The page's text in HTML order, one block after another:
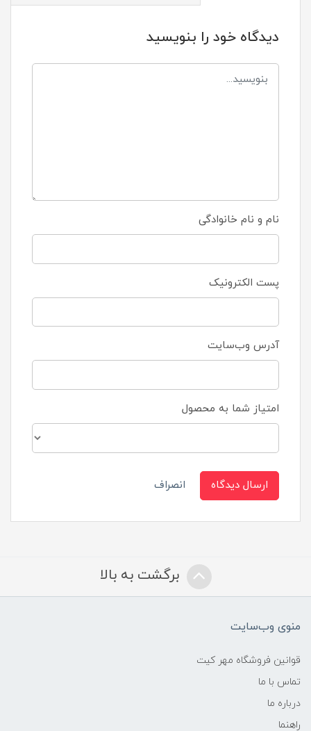
دیدگاه خود را بنویسید
نام و نام خانوادگی
پست الکترونیک
آدرس وب‌سایت
امتیاز شما به محصول
ارسال دیدگاه انصراف
برگشت به بالا
منوی وب‌سایت
قوانین فروشگاه مهر کیت
تماس با ما
درباره ما
راهنما